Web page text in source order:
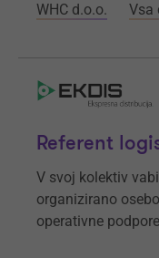
WHC d.o.o. Vsa
Referent
V svoj kolektiv
organizirano
operativne